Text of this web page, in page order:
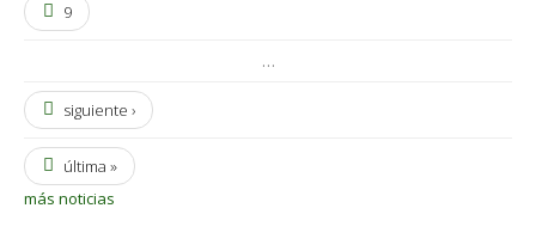
9
…
siguiente ›
última »
más noticias